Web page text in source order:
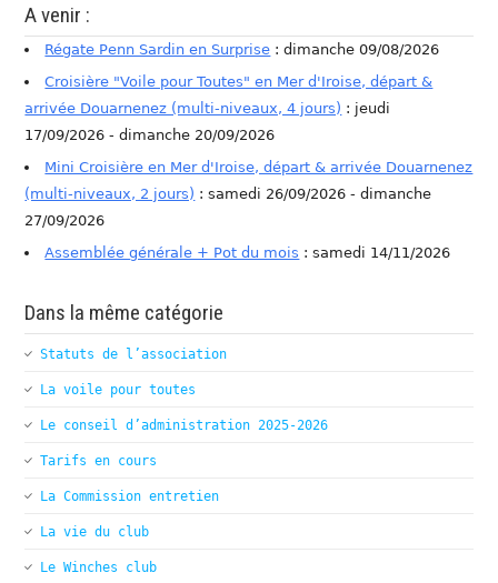
A venir :
Régate Penn Sardin en Surprise : dimanche 09/08/2026
Croisière "Voile pour Toutes" en Mer d'Iroise, départ &
arrivée Douarnenez (multi-niveaux, 4 jours) : jeudi
17/09/2026 - dimanche 20/09/2026
Mini Croisière en Mer d'Iroise, départ & arrivée Douarnenez
(multi-niveaux, 2 jours) : samedi 26/09/2026 - dimanche
27/09/2026
Assemblée générale + Pot du mois : samedi 14/11/2026
Dans la même catégorie
Statuts de l’association
La voile pour toutes
Le conseil d’administration 2025-2026
Tarifs en cours
La Commission entretien
La vie du club
Le Winches club